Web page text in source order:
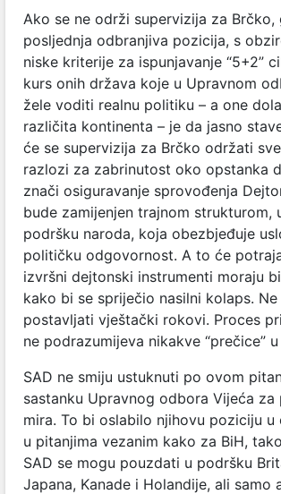
Ako se ne održi supervizija za Brčko,
posljednja odbranjiva pozicija, s
niske kriterije za ispunjavanje “5+2”
kurs onih država koje u Upravnom
žele voditi realnu politiku – a one
različita kontinenta – je da jasno
će se supervizija za Brčko održati
razlozi za zabrinutost oko opstanka
znači osiguravanje sprovođenja
bude zamijenjen trajnom strukturom,
podršku naroda, koja obezbjeđuje
političku odgovornost. A to će
izvršni dejtonski instrumenti moraju
kako bi se spriječio nasilni kolaps. Ne
postavljati vještački rokovi. Proces
ne podrazumijeva nikakve “prečice”
SAD ne smiju ustuknuti po ovom
sastanku Upravnog odbora Vijeća za
mira. To bi oslabilo njihovu poziciju u
u pitanjima vezanim kako za BiH,
SAD se mogu pouzdati u podršku
Japana, Kanade i Holandije, ali samo